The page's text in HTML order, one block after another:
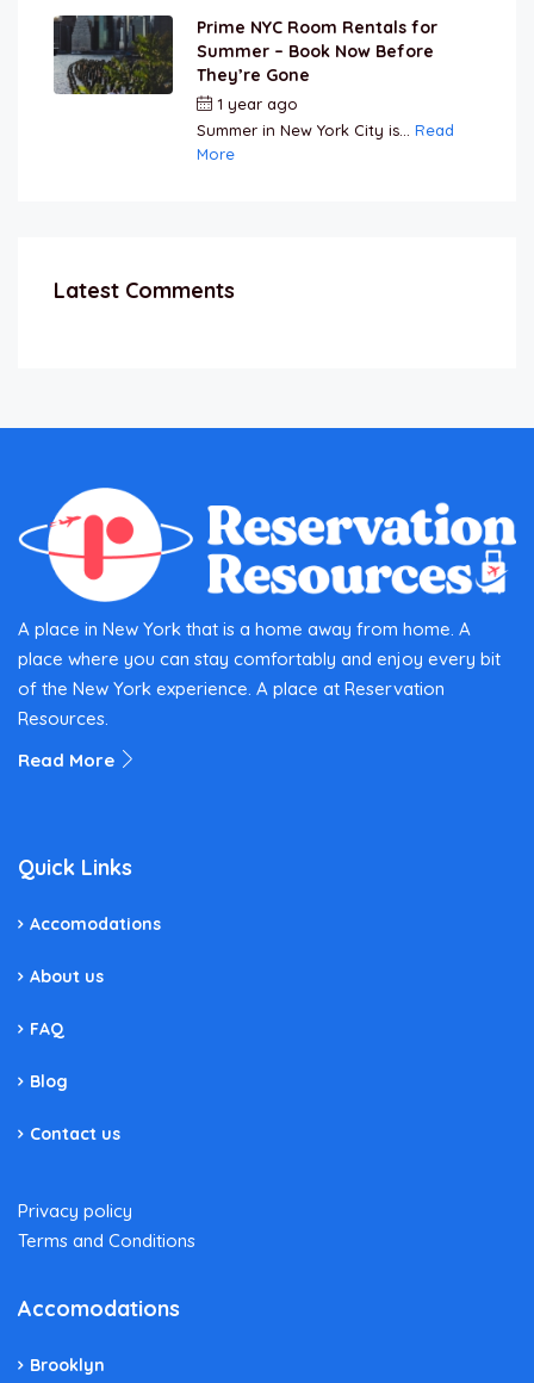
Prime NYC Room Rentals for
Summer – Book Now Before
They’re Gone
1 year ago
Summer in New York City is... Read
More
Latest Comments
A place in New York that is a home away from home. A
place where you can stay comfortably and enjoy every bit
of the New York experience. A place at Reservation
Resources.
Read More
Quick Links
Accomodations
About us
FAQ
Blog
Contact us
Privacy policy
Terms and Conditions
Accomodations
Brooklyn